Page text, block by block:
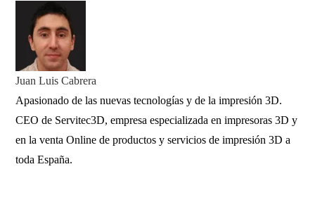
Juan Luis Cabrera
Apasionado de las nuevas tecnologías y de la impresión 3D.
CEO de Servitec3D, empresa especializada en impresoras 3D y
en la venta Online de productos y servicios de impresión 3D a
toda España.